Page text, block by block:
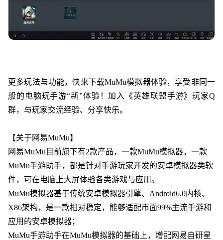
更多玩法与功能，快来下载MuMu模拟器体验，享受非同一
般的电脑玩手游“新”体验！加入《英雄联盟手游》玩家Q
群，与玩家交流经验、分享快乐。
【关于网易MuMu】
网易MuMu目前旗下有2款产品，一款MuMu模拟器，一款
MuMu手游助手，都是针对手游玩家开发的安卓模拟器类软
件，可在电脑上大屏体验各类游戏与应用。
MuMu模拟器基于传统安卓模拟器引擎、Android6.0内核、
X86架构，是一款相对稳定，能够适配市面99%主流手游和
应用的安卓模拟器；
MuMu手游助手在MuMu模拟器的基础上，增配网易自研星